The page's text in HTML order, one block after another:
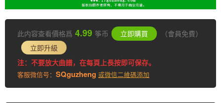
此内容查看價格爲 4.99 筝币 立即購買
（會員免費）
立即升級
注：不要放大曲譜，在每頁上長按即可保存。
客服微信号： SQguzheng 或微信二維碼添加